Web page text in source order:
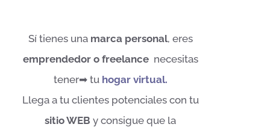
Sí tienes una marca personal, eres
emprendedor o freelance necesitas
tener➡ tu hogar virtual.
Llega a tu clientes potenciales con tu
sitio WEB y consigue que la